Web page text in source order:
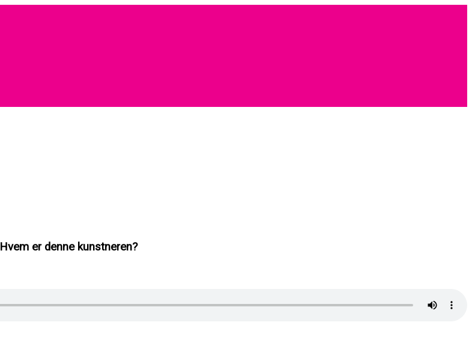
Hvem er denne kunstneren?